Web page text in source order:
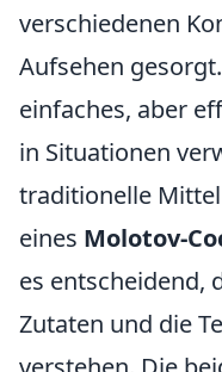
verschiedenen
Aufsehen
einfaches, aber
in Situationen
traditionelle
eines Molotov-
es entscheidend,
Zutaten und die